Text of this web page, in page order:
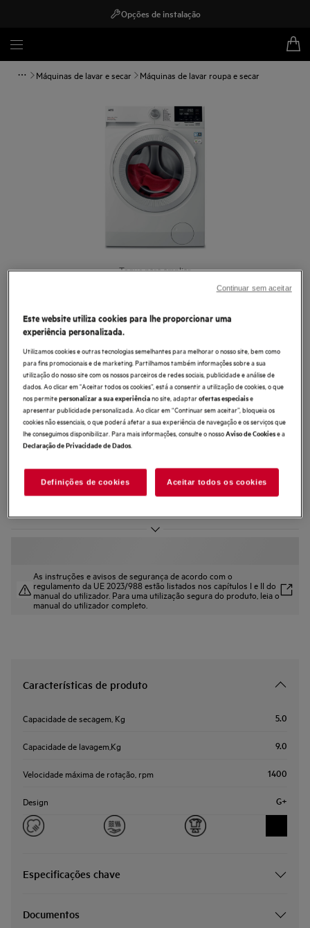
Opções de instalação
Máquinas de lavar e secar Máquinas de lavar roupa e secar
Toque para ampliar
LWR7194M2B
Máquina de lavar e secar de livre
instalação de 9.0 kg
4.6 (332)
Benefícios
A máquina de lavar e secar 7000 ProSteam® leva, seca e refresca a vapor
Steam Refresh, neutraliza os odores e refresca a roupa
As instruções e avisos de segurança de acordo com o
regulamento da UE 2023/988 estão listados nos capítulos I e II do
manual do utilizador. Para uma utilização segura do produto, leia o
manual do utilizador completo.
Características de produto
Capacidade de secagem, Kg 5.0
Capacidade de lavagem,Kg 9.0
Velocidade máxima de rotação, rpm 1400
Design G+
Especificações chave
Documentos
Este website utiliza cookies para lhe proporcionar uma
experiência personalizada.
Utilizamos cookies e outras tecnologias semelhantes para melhorar o nosso site, bem como
para fins promocionais e de marketing. Partilhamos também informações sobre a sua
utilização do nosso site com os nossos parceiros de redes sociais, publicidade e análise de
dados. Ao clicar em "Aceitar todos os cookies”, está a consentir a utilização de cookies, o que
nos permitepersonalizar a sua experiênciano site, adaptarofertas especiaise
apresentar publicidade personalizada. Ao clicar em “Continuar sem aceitar”, bloqueia os
cookies não essenciais, o que poderá afetar a sua experiência de navegação e os serviços que
lhe conseguimos disponibilizar. Para mais informações, consulte o nossoAviso de Cookiese a
Declaração de Privacidade de Dados.
Definições de cookies Aceitar todos os cookies
Continuar sem aceitar